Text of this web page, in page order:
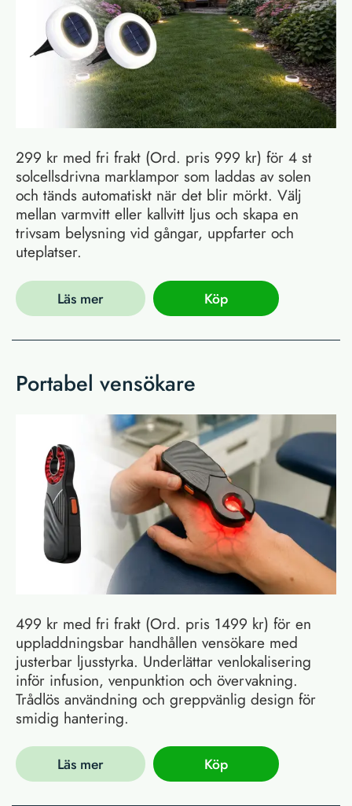
299 kr med fri frakt (Ord. pris 999 kr) för 4 st
solcellsdrivna marklampor som laddas av solen
och tänds automatiskt när det blir mörkt. Välj
mellan varmvitt eller kallvitt ljus och skapa en
trivsam belysning vid gångar, uppfarter och
uteplatser.
Läs mer Köp
Portabel vensökare
499 kr med fri frakt (Ord. pris 1499 kr) för en
uppladdningsbar handhållen vensökare med
justerbar ljusstyrka. Underlättar venlokalisering
inför infusion, venpunktion och övervakning.
Trådlös användning och greppvänlig design för
smidig hantering.
Läs mer Köp